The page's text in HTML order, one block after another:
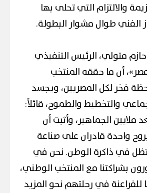
والالتزام التي تحلى بها
الفني طوال مشوار البطولة.
متولي، الرئيس التنفيذي
أن ما حققه المنتخب
فخر لكل المصريين، ويجسد
والتخطيط والطموح، قائلاً:
ملايين الجماهير، وأثبت أن
واحدة قادران على صناعة
تظل في ذاكرة الوطن. نحن في
بشراكتنا مع المنتخب الوطني،
في رحلتهم نحو المزيد